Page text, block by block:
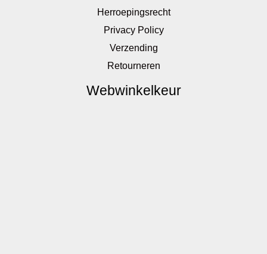
Herroepingsrecht
Privacy Policy
Verzending
Retourneren
Webwinkelkeur